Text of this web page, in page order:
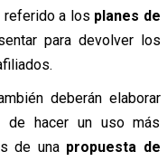
referido a los planes de
para devolver los
deberán elaborar
de hacer un uso más
de una propuesta de